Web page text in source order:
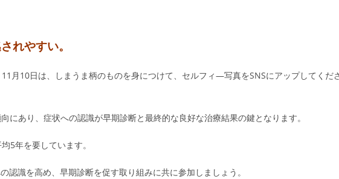
れやすい。
月10日は、しまうま柄のものを身につけて、セルフィ―写真をSNSにアップしてくだ
にあり、症状への認識が早期診断と最終的な良好な治療結果の鍵となります。
5年を要しています。
認識を高め、早期診断を促す取り組みに共に参加しましょう。